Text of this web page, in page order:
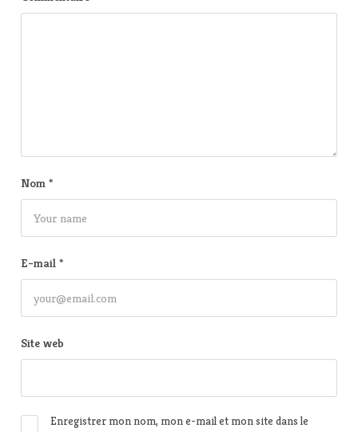
Nom *
E-mail *
Site web
Enregistrer mon nom, mon e-mail et mon site dans le